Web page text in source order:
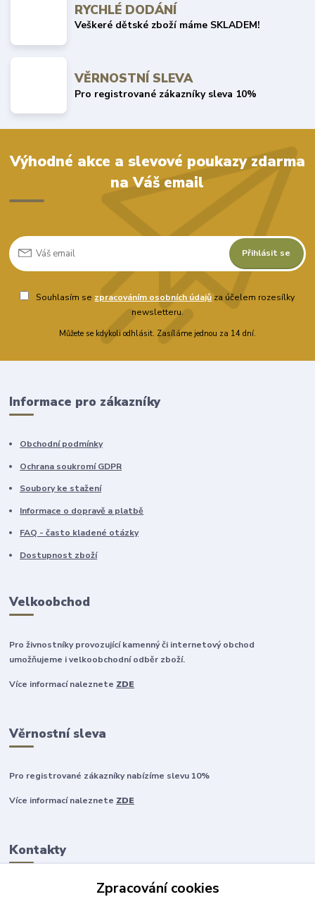
RYCHLÉ DODÁNÍ
Veškeré dětské zboží máme SKLADEM!
VĚRNOSTNÍ SLEVA
Pro registrované zákazníky sleva 10%
Výhodné akce a slevové poukazy zdarma
na Váš email
Přihlásit se
Souhlasím se zpracováním osobních údajů za účelem rozesílky
newsletteru.
Můžete se kdykoli odhlásit. Zasíláme jednou za 14 dní.
Informace pro zákazníky
Obchodní podmínky
Ochrana soukromí GDPR
Soubory ke stažení
Informace o dopravě a platbě
FAQ - často kladené otázky
Dostupnost zboží
Velkoobchod
Pro živnostníky provozující kamenný či internetový obchod
umožňujeme i velkoobchodní odběr zboží.
Více informací naleznete ZDE
Věrnostní sleva
Pro registrované zákazníky nabízíme slevu 10%
Více informací naleznete ZDE
Kontakty
Zpracování cookies